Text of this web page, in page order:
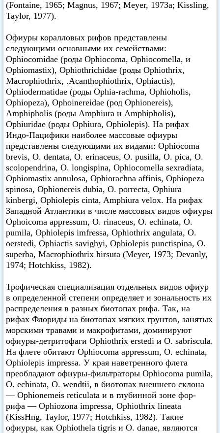
(Fontaine, 1965; Magnus, 1967; Meyer, 1973а; Kissling,
Taylor, 1977).
Офиуры коралловых рифов представлены
следующими основными их семействами:
Ophiocomidae (роды Ophiocoma, Ophiocomella, и
Ophiomastix), Ophiothrichidae (роды Ophiothrix,
Macrophiothrix, .Acanthophiothrix, Ophiactis),
Ophiodermatidae (роды Ophia-rachma, Ophioholis,
Ophiopeza), Ophoinereidae (род Ophionereis),
Amphipholis (роды Amphiura и Amphipholis),
Ophiuridae (роды Ophiura, Ophiolepis). На рифах
Индо-Пацифики наиболее массовые офиуры
представлены следующими их видами: Ophiocoma
brevis, О. dentata, О. erinaceus, О. pusilla, О. pica, О.
scolopendrina, О. longispina, Ophiocomella sexradiata,
Ophiomastix annulosa, Ophiorachna affinis, Ophiopeza
spinosa, Ophionereis dubia, О. porrecta, Ophiura
kinbergi, Ophiolepis cinta, Amphiura velox. На рифах
Западной Атлантики в числе массовых видов офиуры
Ophoicoma appressum, О. rinaceus, О. echinata, О.
pumila, Ophiolepis imfressa, Ophiothrix angulata, О.
oerstedi, Ophiactis savighyi, Ophiolepis punctispina, О.
superba, Macrophiothrix hirsuta (Meyer, 1973; Devanly,
1974; Hotchkiss, 1982).
Трофическая специализация отдельных видов офиур
в определенной степени определяет и зональность их
распределения в разных биотопах рифа. Так, на
рифах Флориды на биотопах мягких грунтов, занятых
морскими травами и макрофитами, доминируют
офиуры-детритофаги Ophiothrix erstedi и О. sabriscula.
На флете обитают Ophiocoma appressum, О. echinata,
Ophiolepis impressa. У края наветренного флета
преобладают офиуры-фильтраторы Ophiocoma pumila,
О. echinata, О. wendtii, в биотопах внешнего склона
— Ophionemeis reticulata и в глубинной зоне фор-
рифа — Ophiozona impressa, Ophiothrix lineata
(KissHng, Taylor, 1977; Hotchkiss, 1982). Такие
офиуры, как Ophiothela tigris и О. danae, являются